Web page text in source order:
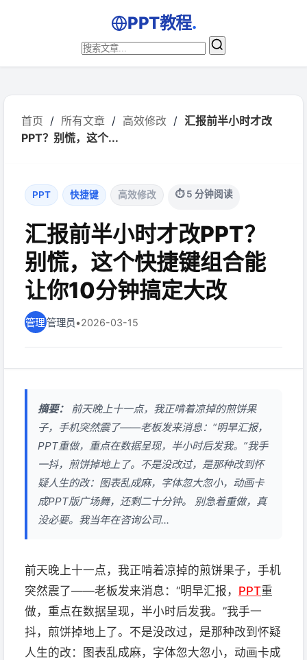
PPT教程.
首页 / 所有文章 / 高效修改 / 汇报前半小时才改
PPT？别慌，这个...
PPT 快捷键 高效修改 ⏱ 5 分钟阅读
汇报前半小时才改PPT？
别慌，这个快捷键组合能
让你10分钟搞定大改
管理员•2026-03-15
摘要：
前天晚上十一点，我正啃着凉掉的煎饼果
子，手机突然震了——老板发来消息：“明早汇报，
PPT重做，重点在数据呈现，半小时后发我。”我手
一抖，煎饼掉地上了。不是没改过，是那种改到怀
疑人生的改：图表乱成麻，字体忽大忽小，动画卡
成PPT版广场舞，还剩二十分钟。 别急着重做，真
没必要。我当年在咨询公司...
前天晚上十一点，我正啃着凉掉的煎饼果子，手机
突然震了——老板发来消息：“明早汇报， PPT重
做，重点在数据呈现，半小时后发我。”我手一
抖，煎饼掉地上了。不是没改过，是那种改到怀疑
人生的改：图表乱成麻，字体忽大忽小，动画卡成